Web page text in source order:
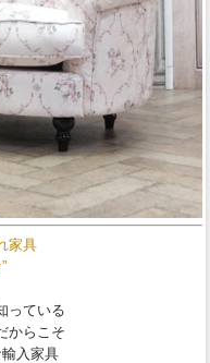
家具
っている
からこそ
入家具